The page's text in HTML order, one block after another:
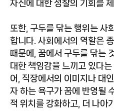
자신에 대한 성찰의 기회를
또한, 구두를 닦는 행위는 사
합니다. 사회에서의 역할은
때문에, 꿈에서 구두를 닦는
대한 책임감을 느끼고 있다
어, 직장에서의 이미지나 대
자 하는 욕구가 꿈에 반영될
적 위치를 강화하고, 더 나아